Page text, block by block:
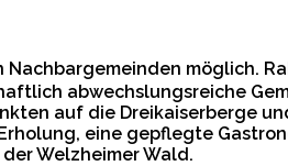
Nachbargemeinden möglich.
abwechslungsreiche
auf die Dreikaiserberge
eine gepflegte
Welzheimer Wald.